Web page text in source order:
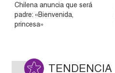
Chilena anuncia que será
padre: «Bienvenida,
princesa»
TENDENCIA